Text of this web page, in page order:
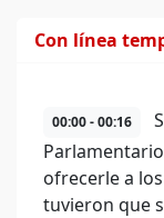
Con línea
00:00 - 00:16
ofrecerle a
tuvieron que